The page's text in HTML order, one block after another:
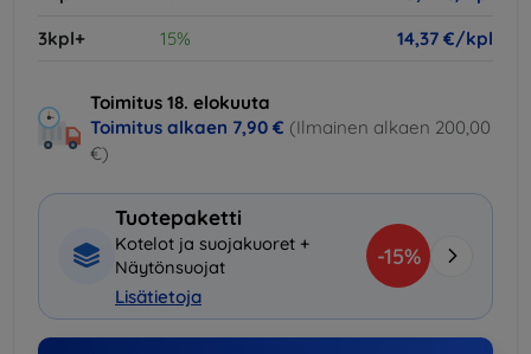
3kpl+
15% 14,37 €/kpl
Toimitus 18. elokuuta
Toimitus alkaen 7,90 € (Ilmainen alkaen 200,00
€)
Tuotepaketti
Kotelot ja suojakuoret +
Näytönsuojat
Lisätietoja
-15%